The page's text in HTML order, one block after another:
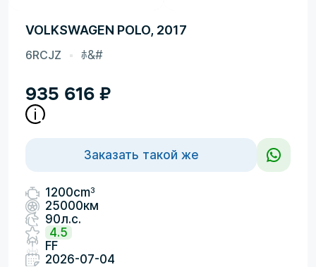
VOLKSWAGEN POLO, 2017
6RCJZ ﾎ&#
935 616 ₽
Заказать такой же
1200cm3
25000км
90л.с.
4.5
FF
2026-07-04